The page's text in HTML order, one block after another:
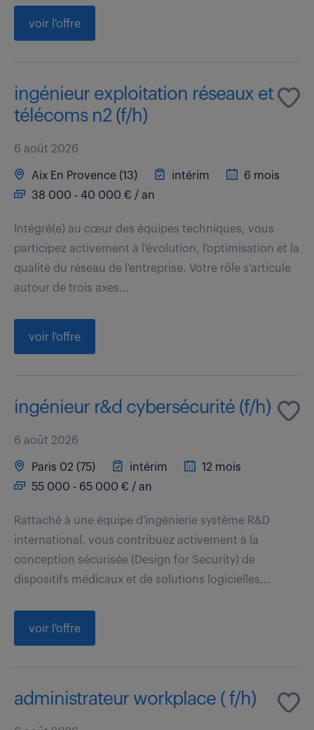
voir l'offre
ingénieur exploitation réseaux et
télécoms n2 (f/h)
6 août 2026
Aix En Provence (13) intérim
6 mois
38 000 - 40 000 € / an
Intégré(e) au cœur des équipes techniques, vous
participez activement à l'évolution, l'optimisation et la
qualité du réseau de l'entreprise. Votre rôle s'articule
autour de trois axes...
voir l'offre
ingénieur r&d cybersécurité (f/h)
6 août 2026
Paris 02 (75) intérim
12 mois
55 000 - 65 000 € / an
Rattaché à une équipe d'ingénierie système R&D
international, vous contribuez activement à la
conception sécurisée (Design for Security) de
dispositifs médicaux et de solutions logicielles...
voir l'offre
administrateur workplace ( f/h)